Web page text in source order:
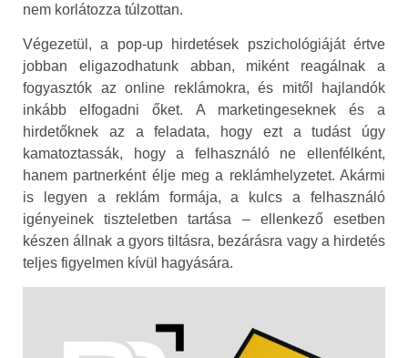
nem korlátozza túlzottan.
Végezetül, a pop-up hirdetések pszichológiáját értve
jobban eligazodhatunk abban, miként reagálnak a
fogyasztók az online reklámokra, és mitől hajlandók
inkább elfogadni őket. A marketingeseknek és a
hirdetőknek az a feladata, hogy ezt a tudást úgy
kamatoztassák, hogy a felhasználó ne ellenfélként,
hanem partnerként élje meg a reklámhelyzetet. Akármi
is legyen a reklám formája, a kulcs a felhasználó
igényeinek tiszteletben tartása – ellenkező esetben
készen állnak a gyors tiltásra, bezárásra vagy a hirdetés
teljes figyelmen kívül hagyására.